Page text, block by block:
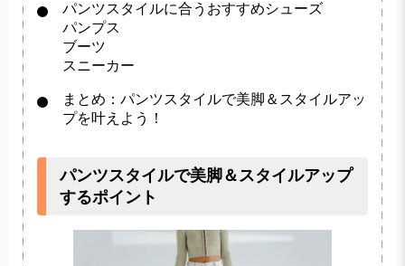
パンツスタイルに合うおすすめシューズ
パンプス
ブーツ
スニーカー
まとめ：パンツスタイルで美脚＆スタイルアッ
プを叶えよう！
パンツスタイルで美脚＆スタイルアップ
するポイント